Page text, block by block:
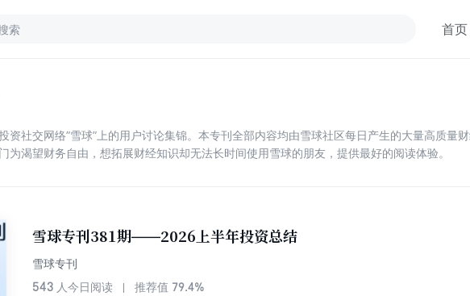
首页
资社交网络”雪球”上的用户讨论集锦。本专刊全部内容均由雪球社区每日产生的大量高质量
为渴望财务自由，想拓展财经知识却无法长时间使用雪球的朋友，提供最好的阅读体验。
雪球专刊381期——2026上半年投资总结
雪球专刊
543 人今日阅读 推荐值 79.4%